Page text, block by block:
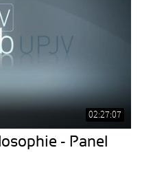
02:27:07
- Panel